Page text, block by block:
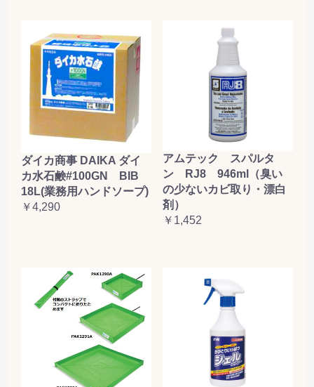
ダイカ商事 DAIKA ダイ
カ水石鹸#100GN BIB
18L(業務用ハンドソープ)
￥4,290
アムテック スパルタ
ン RJ8 946ml（臭い
の少ないカビ取り・漂白
剤）
￥1,452